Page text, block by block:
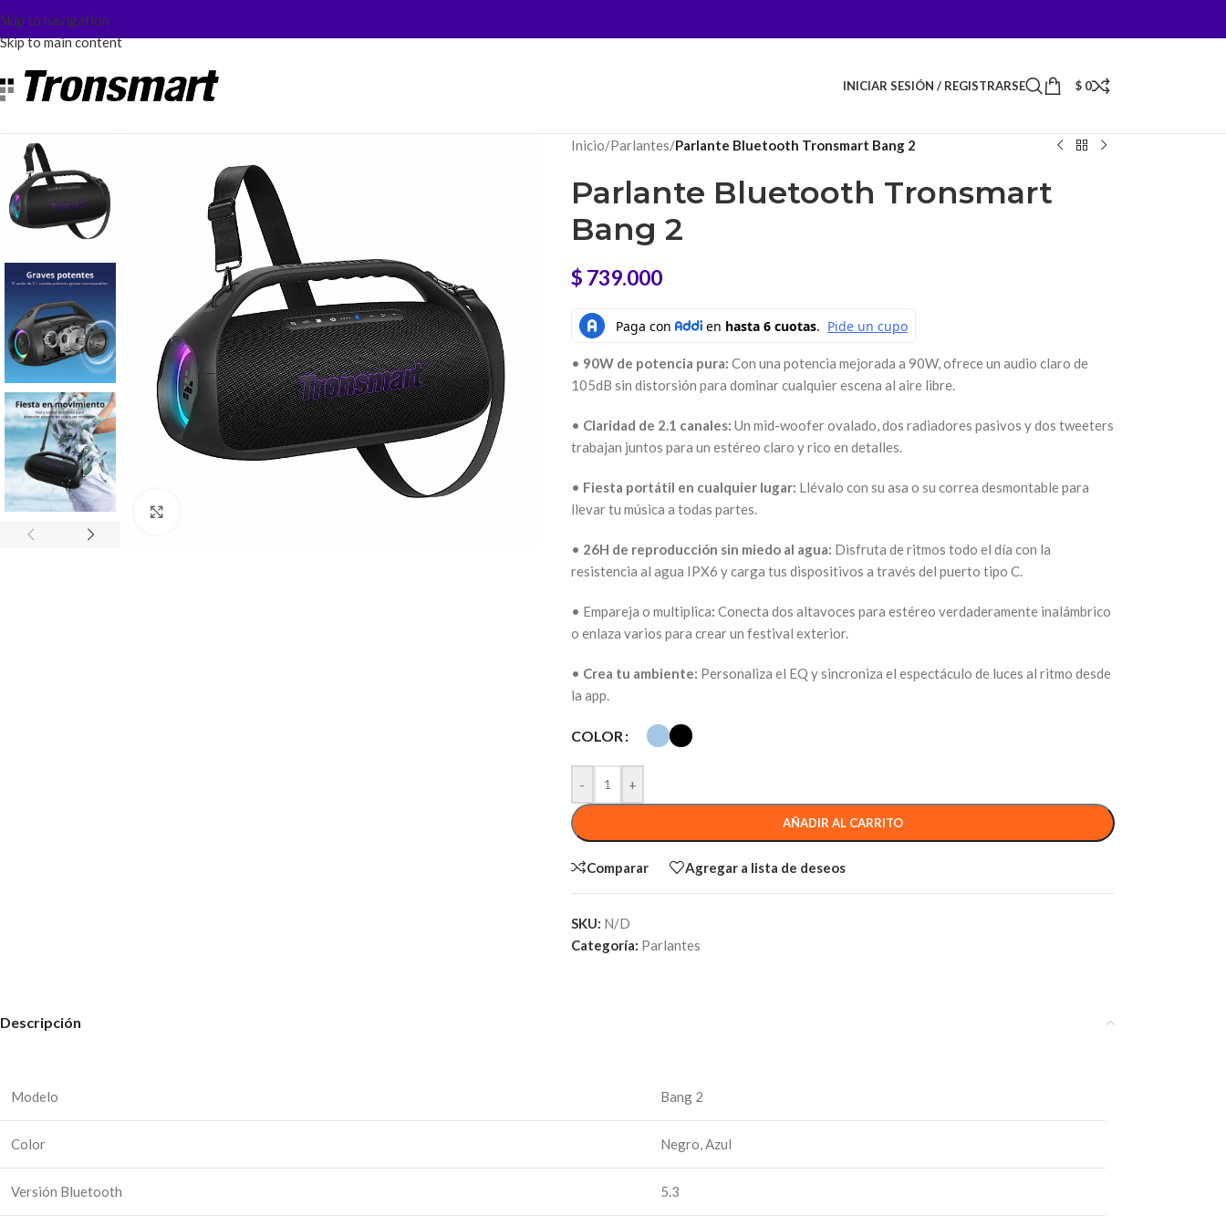
Skip to navigation
Skip to main content
INICIAR SESIÓN / REGISTRARSE $ 0
Inicio/Parlantes/Parlante Bluetooth Tronsmart Bang 2
Parlante Bluetooth Tronsmart
Bang 2
$ 739.000
• 90W de potencia pura: Con una potencia mejorada a 90W, ofrece un audio claro de
105dB sin distorsión para dominar cualquier escena al aire libre.
• Claridad de 2.1 canales: Un mid-woofer ovalado, dos radiadores pasivos y dos tweeters
trabajan juntos para un estéreo claro y rico en detalles.
• Fiesta portátil en cualquier lugar: Llévalo con su asa o su correa desmontable para
llevar tu música a todas partes.
• 26H de reproducción sin miedo al agua: Disfruta de ritmos todo el día con la
resistencia al agua IPX6 y carga tus dispositivos a través del puerto tipo C.
• Empareja o multiplica: Conecta dos altavoces para estéreo verdaderamente inalámbrico
o enlaza varios para crear un festival exterior.
• Crea tu ambiente: Personaliza el EQ y sincroniza el espectáculo de luces al ritmo desde
la app.
COLOR
- +
AÑADIR AL CARRITO
Comparar Agregar a lista de deseos
SKU: N/D
Categoría: Parlantes
Descripción
Modelo Bang 2
Color Negro, Azul
Versión Bluetooth 5.3